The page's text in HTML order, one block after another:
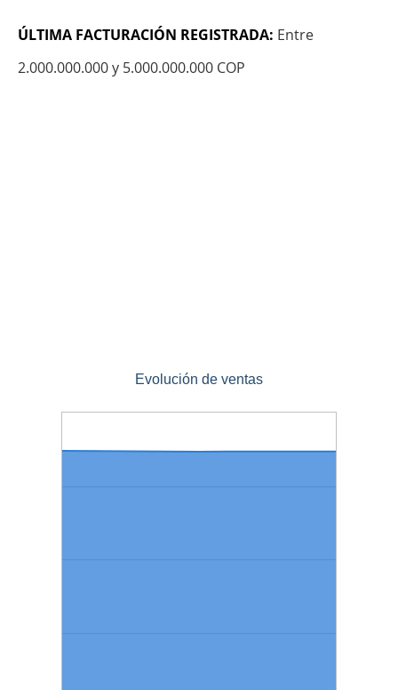
ÚLTIMA FACTURACIÓN REGISTRADA: Entre
2.000.000.000 y 5.000.000.000 COP
Evolución de ventas